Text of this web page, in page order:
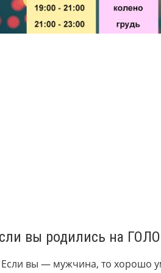
вы родились на
Если вы — мужчина, то хорошо